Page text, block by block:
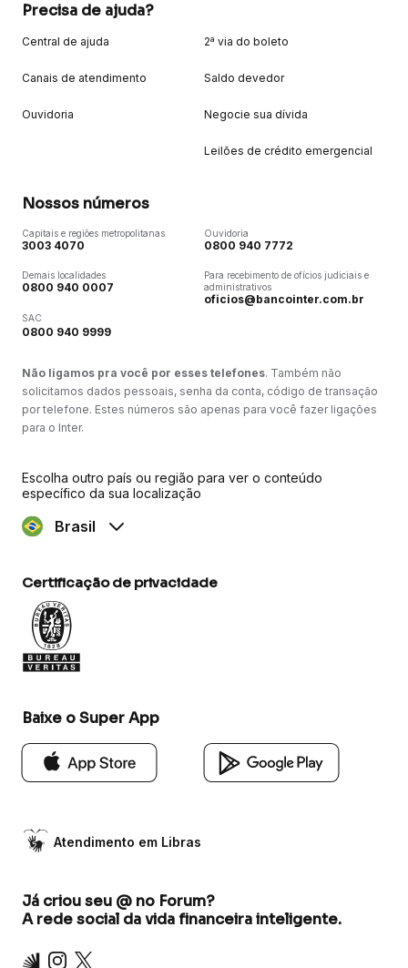
Precisa de ajuda?
Central de ajuda
Canais de atendimento
Ouvidoria
2ª via do boleto
Saldo devedor
Negocie sua dívida
Leilões de crédito emergencial
Nossos números
Capitais e regiões metropolitanas
3003 4070
Demais localidades
0800 940 0007
SAC
0800 940 9999
Ouvidoria
0800 940 7772
Para recebimento de ofícios judiciais e
administrativos
oficios@bancointer.com.br
Não ligamos pra você por esses telefones. Também não
solicitamos dados pessoais, senha da conta, código de transação
por telefone. Estes números são apenas para você fazer ligações
para o Inter.
Escolha outro país ou região para ver o conteúdo
específico da sua localização
Brasil
Certificação de privacidade
Baixe o Super App
Atendimento em Libras
Já criou seu @ no Forum?
A rede social da vida financeira inteligente.
Inter Instagram
X